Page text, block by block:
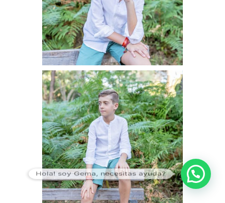
Hola! soy Gema, necesitas ayuda?